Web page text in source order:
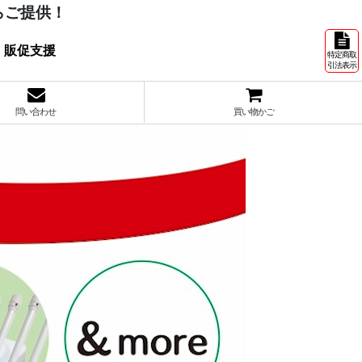
提供！
促支援
特定商取
引法表示
問い合わせ 買い物かご